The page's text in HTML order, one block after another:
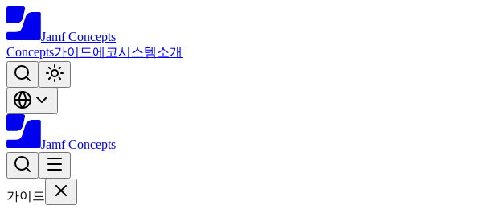
Jamf Concepts
Concepts가이드에코시스템소개
Jamf Concepts
가이드